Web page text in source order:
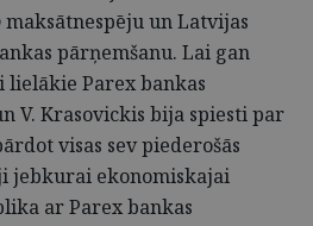
maksātnespēju un Latvijas
pārņemšanu. Lai gan
lielākie Parex bankas
V. Krasovickis bija spiesti par
visas sev piederošās
jebkurai ekonomiskajai
ar Parex bankas